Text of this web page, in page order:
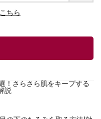
ちら
！さらさら肌をキープする
説